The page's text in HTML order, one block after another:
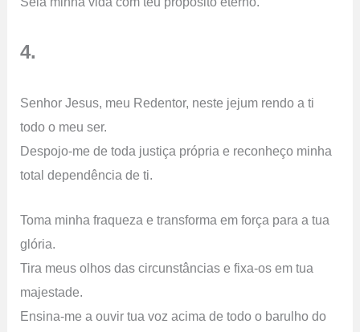
4.
Senhor Jesus, meu Redentor, neste jejum rendo a ti
todo o meu ser.
Despojo-me de toda justiça própria e reconheço minha
total dependência de ti.
Toma minha fraqueza e transforma em força para a tua
glória.
Tira meus olhos das circunstâncias e fixa-os em tua
majestade.
Ensina-me a ouvir tua voz acima de todo o barulho do